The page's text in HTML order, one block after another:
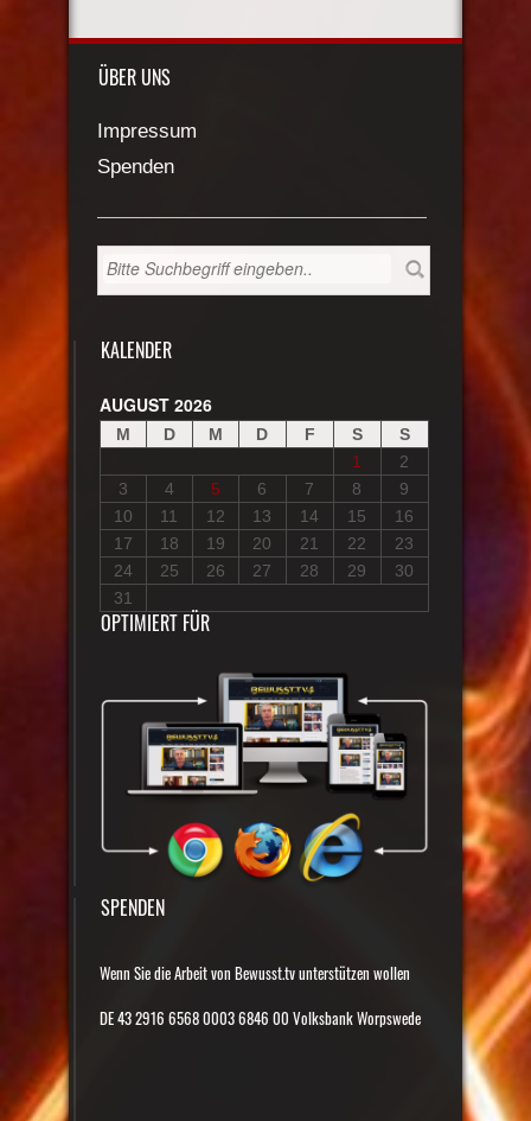
ÜBER UNS
Impressum
Spenden
KALENDER
AUGUST 2026
M D M D F S
S
1
2
3
4 5 6 7 8
9
10
11 12 13 14 15
16
17
18 19 20 21 22
23
24
25 26 27 28 29
30
31
OPTIMIERT FÜR
SPENDEN
Wenn Sie die Arbeit von Bewusst.tv unterstützen wollen
DE 43 2916 6568 0003 6846 00 Volksbank Worpswede